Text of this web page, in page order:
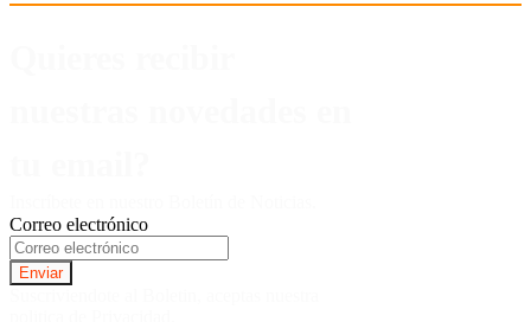
Correo electrónico